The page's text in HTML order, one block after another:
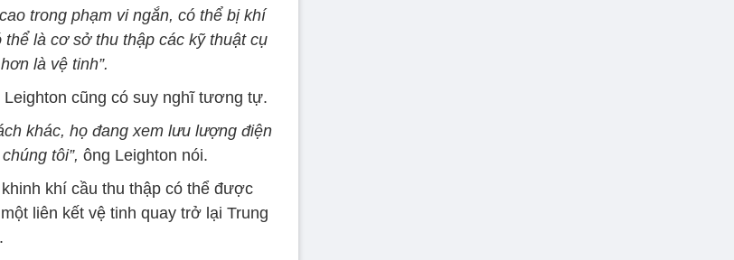
trong phạm vi ngắn, có thể bị khí
thể là cơ sở thu thập các kỹ thuật cụ
là vệ tinh”.
cũng có suy nghĩ tương tự.
khác, họ đang xem lưu lượng điện
tôi”, ông Leighton nói.
khí cầu thu thập có thể được
liên kết vệ tinh quay trở lại Trung